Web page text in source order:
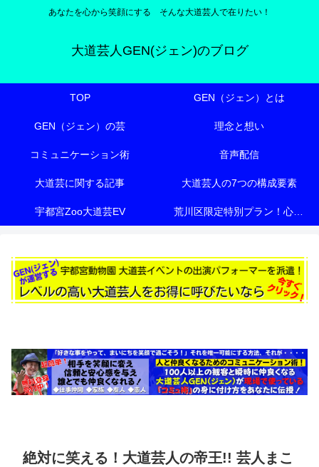
あなたを心から笑顔にする そんな大道芸人で在りたい！
大道芸人GEN(ジェン)のブログ
TOP GEN（ジェン）とは
GEN（ジェン）の芸 理念と想い
コミュニケーション術 音声配信
大道芸に関する記事 大道芸人の7つの構成要素
宇都宮Zoo大道芸EV 荒川区限定特別プラン！心も体も元気にする『有料老人ホーム向け特別エンターテイメント』
絶対に笑える！大道芸人の帝王!! 芸人まこ